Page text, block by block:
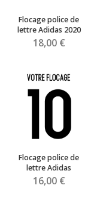
Flocage police de
lettre Adidas 2020
18,00 €
Flocage police de
lettre Adidas
16,00 €